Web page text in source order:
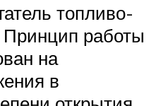
топливо-
работы
на
в